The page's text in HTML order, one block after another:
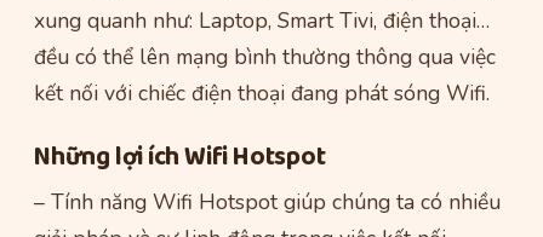
xung quanh như: Laptop, Smart Tivi, điện thoại…
đều có thể lên mạng bình thường thông qua việc
kết nối với chiếc điện thoại đang phát sóng Wifi.
Những lợi ích Wifi Hotspot
– Tính năng Wifi Hotspot giúp chúng ta có nhiều